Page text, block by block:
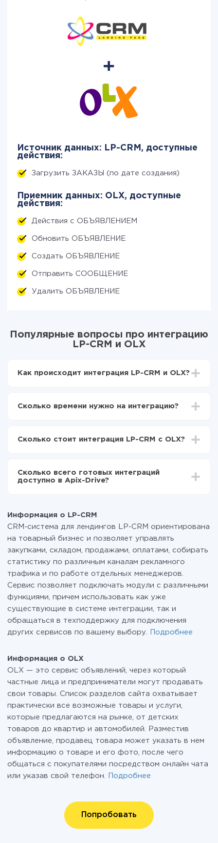
Источник данных: LP-CRM, доступные
действия:
Загрузить ЗАКАЗЫ (по дате создания)
Приемник данных: OLX, доступные
действия:
Действия с ОБЪЯВЛЕНИЕМ
Обновить ОБЪЯВЛЕНИЕ
Создать ОБЪЯВЛЕНИЕ
Отправить СООБЩЕНИЕ
Удалить ОБЪЯВЛЕНИЕ
Популярные вопросы про интеграцию
LP-CRM и OLX
Как происходит интеграция LP-CRM и OLX?
Выбираете какие данные передавать из LP-CRM
передаваться из LP-CRM в OLX
Сколько времени нужно на интеграцию?
отличаться и составлять от 5-ти до 30-минут. В
Сколько стоит интеграция LP-CRM с OLX?
функционал. Вы оплачиваете только количество
данных, которые по факту передаются из одной
перейти на платный, при необходимости. Подробнее
отарифах.
Сколько всего готовых интеграций
доступно в Apix-Drive?
Информация о LP-CRM
CRM-система для лендингов LP-CRM ориентирована
на товарный бизнес и позволяет управлять
закупками, складом, продажами, оплатами, собирать
статистику по различным каналам рекламного
трафика и по работе отдельных менеджеров.
Сервис позволяет подключать модули с различными
функциями, причем использовать как уже
существующие в системе интеграции, так и
обращаться в техподдержку для подключения
других сервисов по вашему выбору.
Подробнее
Информация о OLX
OLX — это сервис объявлений, через который
частные лица и предприниматели могут продавать
свои товары. Список разделов сайта охватывает
практически все возможные товары и услуги,
которые предлагаются на рынке, от детских
товаров до квартир и автомобилей. Разместив
объявление, продавец товара может указать в нем
информацию о товаре и его фото, после чего
общаться с покупателями посредством онлайн чата
или указав свой телефон.
Подробнее
Попробовать